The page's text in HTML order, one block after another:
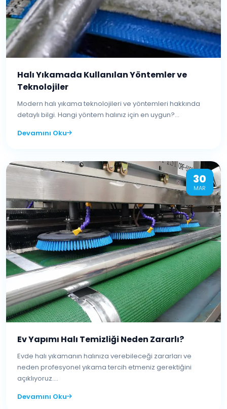
Halı Yıkamada Kullanılan Yöntemler ve
Teknolojiler
Modern halı yıkama teknolojileri ve yöntemleri hakkında
detaylı bilgi. Hangi yöntem halınız için en uygun?...
Devamını Oku
30
MAR
Ev Yapımı Halı Temizliği Neden Zararlı?
Evde halı yıkamanın halınıza verebileceği zararları ve
neden profesyonel yıkama tercih etmeniz gerektiğini
açıklıyoruz....
Devamını Oku